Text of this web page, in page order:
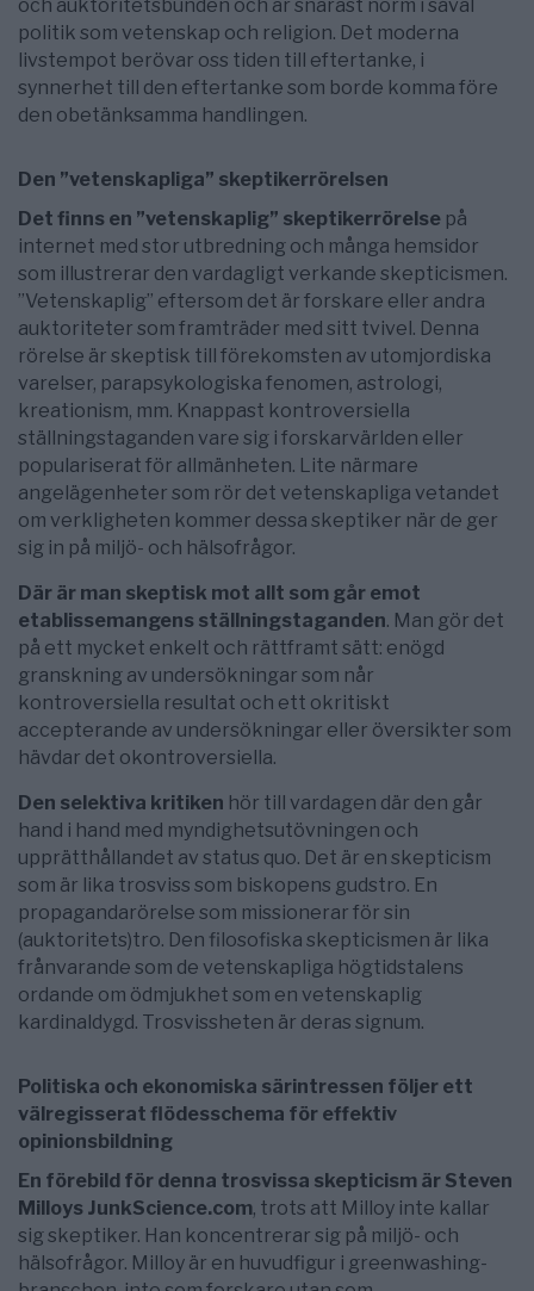
och auktoritetsbunden och är snarast norm i såväl
politik som vetenskap och religion. Det moderna
livstempot berövar oss tiden till eftertanke, i
synnerhet till den eftertanke som borde komma före
den obetänksamma handlingen.
Den ”vetenskapliga” skeptikerrörelsen
Det finns en ”vetenskaplig” skeptikerrörelse på
internet med stor utbredning och många hemsidor
som illustrerar den vardagligt verkande skepticismen.
”Vetenskaplig” eftersom det är forskare eller andra
auktoriteter som framträder med sitt tvivel. Denna
rörelse är skeptisk till förekomsten av utomjordiska
varelser, parapsykologiska fenomen, astrologi,
kreationism, mm. Knappast kontroversiella
ställningstaganden vare sig i forskarvärlden eller
populariserat för allmänheten. Lite närmare
angelägenheter som rör det vetenskapliga vetandet
om verkligheten kommer dessa skeptiker när de ger
sig in på miljö- och hälsofrågor.
Där är man skeptisk mot allt som går emot
etablissemangens ställningstaganden. Man gör det
på ett mycket enkelt och rättframt sätt: enögd
granskning av undersökningar som når
kontroversiella resultat och ett okritiskt
accepterande av undersökningar eller översikter som
hävdar det okontroversiella.
Den selektiva kritiken hör till vardagen där den går
hand i hand med myndighetsutövningen och
upprätthållandet av status quo. Det är en skepticism
som är lika trosviss som biskopens gudstro. En
propagandarörelse som missionerar för sin
(auktoritets)tro. Den filosofiska skepticismen är lika
frånvarande som de vetenskapliga högtidstalens
ordande om ödmjukhet som en vetenskaplig
kardinaldygd. Trosvissheten är deras signum.
Politiska och ekonomiska särintressen följer ett
välregisserat flödesschema för effektiv
opinionsbildning
En förebild för denna trosvissa skepticism är Steven
Milloys JunkScience.com, trots att Milloy inte kallar
sig skeptiker. Han koncentrerar sig på miljö- och
hälsofrågor. Milloy är en huvudfigur i greenwashing-